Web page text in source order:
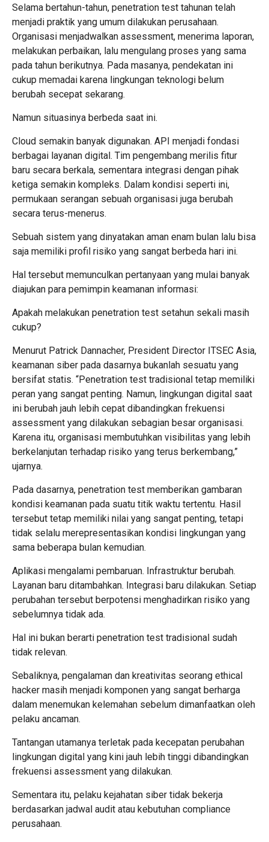
Selama bertahun-tahun, penetration test tahunan telah
menjadi praktik yang umum dilakukan perusahaan.
Organisasi menjadwalkan assessment, menerima laporan,
melakukan perbaikan, lalu mengulang proses yang sama
pada tahun berikutnya. Pada masanya, pendekatan ini
cukup memadai karena lingkungan teknologi belum
berubah secepat sekarang.
Namun situasinya berbeda saat ini.
Cloud semakin banyak digunakan. API menjadi fondasi
berbagai layanan digital. Tim pengembang merilis fitur
baru secara berkala, sementara integrasi dengan pihak
ketiga semakin kompleks. Dalam kondisi seperti ini,
permukaan serangan sebuah organisasi juga berubah
secara terus-menerus.
Sebuah sistem yang dinyatakan aman enam bulan lalu bisa
saja memiliki profil risiko yang sangat berbeda hari ini.
Hal tersebut memunculkan pertanyaan yang mulai banyak
diajukan para pemimpin keamanan informasi:
Apakah melakukan penetration test setahun sekali masih
cukup?
Menurut Patrick Dannacher, President Director ITSEC Asia,
keamanan siber pada dasarnya bukanlah sesuatu yang
bersifat statis. “Penetration test tradisional tetap memiliki
peran yang sangat penting. Namun, lingkungan digital saat
ini berubah jauh lebih cepat dibandingkan frekuensi
assessment yang dilakukan sebagian besar organisasi.
Karena itu, organisasi membutuhkan visibilitas yang lebih
berkelanjutan terhadap risiko yang terus berkembang,”
ujarnya.
Pada dasarnya, penetration test memberikan gambaran
kondisi keamanan pada suatu titik waktu tertentu. Hasil
tersebut tetap memiliki nilai yang sangat penting, tetapi
tidak selalu merepresentasikan kondisi lingkungan yang
sama beberapa bulan kemudian.
Aplikasi mengalami pembaruan. Infrastruktur berubah.
Layanan baru ditambahkan. Integrasi baru dilakukan. Setiap
perubahan tersebut berpotensi menghadirkan risiko yang
sebelumnya tidak ada.
Hal ini bukan berarti penetration test tradisional sudah
tidak relevan.
Sebaliknya, pengalaman dan kreativitas seorang ethical
hacker masih menjadi komponen yang sangat berharga
dalam menemukan kelemahan sebelum dimanfaatkan oleh
pelaku ancaman.
Tantangan utamanya terletak pada kecepatan perubahan
lingkungan digital yang kini jauh lebih tinggi dibandingkan
frekuensi assessment yang dilakukan.
Sementara itu, pelaku kejahatan siber tidak bekerja
berdasarkan jadwal audit atau kebutuhan compliance
perusahaan.